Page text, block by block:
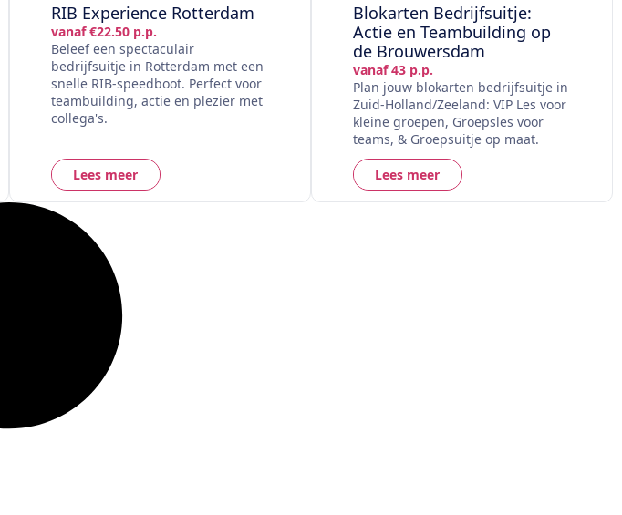
RIB Experience Rotterdam
vanaf €22.50 p.p.
Beleef een spectaculair
bedrijfsuitje in Rotterdam met een
snelle RIB-speedboot. Perfect voor
teambuilding, actie en plezier met
collega's.
Lees meer
Blokarten Bedrijfsuitje:
Actie en Teambuilding op
de Brouwersdam
vanaf 43 p.p.
Plan jouw blokarten bedrijfsuitje in
Zuid-Holland/Zeeland: VIP Les voor
kleine groepen, Groepsles voor
teams, & Groepsuitje op maat.
Lees meer